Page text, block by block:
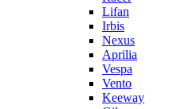
Lifan
Irbis
Nexus
Aprilia
Vespa
Vento
Keeway